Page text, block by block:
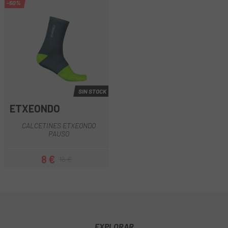
-50%
SIN STOCK
ETXEONDO
CALCETINES ETXEONDO
PAUSO
8 €